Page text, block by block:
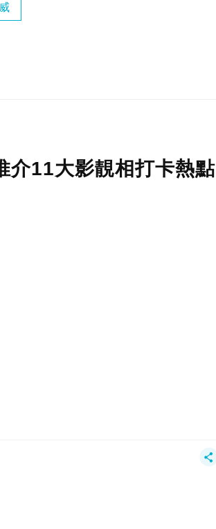
介11大影靚相打卡熱點